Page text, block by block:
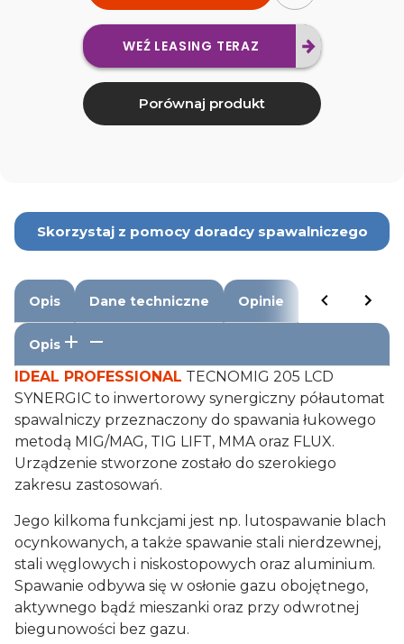
WEŹ LEASING TERAZ
Porównaj produkt
Skorzystaj z pomocy doradcy spawalniczego
Opis Dane techniczne Opinie
Opis
IDEAL PROFESSIONAL TECNOMIG 205 LCD
SYNERGIC to inwertorowy synergiczny półautomat
spawalniczy przeznaczony do spawania łukowego
metodą MIG/MAG, TIG LIFT, MMA oraz FLUX.
Urządzenie stworzone zostało do szerokiego
zakresu zastosowań.
Jego kilkoma funkcjami jest np. lutospawanie blach
ocynkowanych, a także spawanie stali nierdzewnej,
stali węglowych i niskostopowych oraz aluminium.
Spawanie odbywa się w osłonie gazu obojętnego,
aktywnego bądź mieszanki oraz przy odwrotnej
biegunowości bez gazu.